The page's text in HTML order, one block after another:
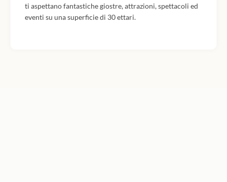
ti aspettano fantastiche giostre, attrazioni, spettacoli ed
eventi su una superficie di 30 ettari.